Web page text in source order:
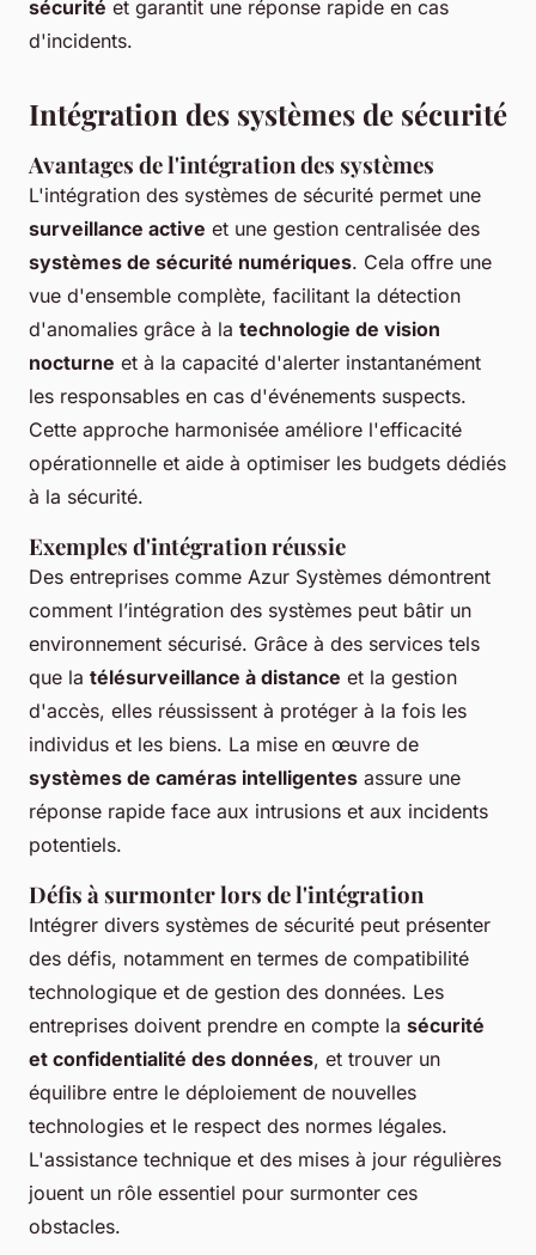
sécurité et garantit une réponse rapide en cas
d'incidents.
Intégration des systèmes de sécurité
Avantages de l'intégration des systèmes
L'intégration des systèmes de sécurité permet une
surveillance active et une gestion centralisée des
systèmes de sécurité numériques. Cela offre une
vue d'ensemble complète, facilitant la détection
d'anomalies grâce à la technologie de vision
nocturne et à la capacité d'alerter instantanément
les responsables en cas d'événements suspects.
Cette approche harmonisée améliore l'efficacité
opérationnelle et aide à optimiser les budgets dédiés
à la sécurité.
Exemples d'intégration réussie
Des entreprises comme Azur Systèmes démontrent
comment l’intégration des systèmes peut bâtir un
environnement sécurisé. Grâce à des services tels
que la télésurveillance à distance et la gestion
d'accès, elles réussissent à protéger à la fois les
individus et les biens. La mise en œuvre de
systèmes de caméras intelligentes assure une
réponse rapide face aux intrusions et aux incidents
potentiels.
Défis à surmonter lors de l'intégration
Intégrer divers systèmes de sécurité peut présenter
des défis, notamment en termes de compatibilité
technologique et de gestion des données. Les
entreprises doivent prendre en compte la sécurité
et confidentialité des données, et trouver un
équilibre entre le déploiement de nouvelles
technologies et le respect des normes légales.
L'assistance technique et des mises à jour régulières
jouent un rôle essentiel pour surmonter ces
obstacles.